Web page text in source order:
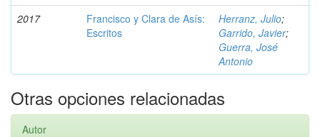
2017
Francisco y Clara de Asís:
Escritos
Herranz, Julio;
Garrido, Javier;
Guerra, José
Antonio
Otras opciones relacionadas
Autor